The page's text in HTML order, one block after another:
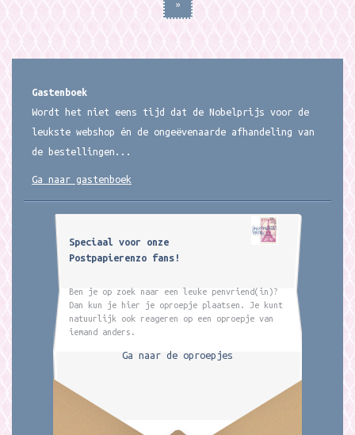
»
Gastenboek
Wordt het niet eens tijd dat de Nobelprijs voor de
leukste webshop én de ongeëvenaarde afhandeling van
de bestellingen...
Ga naar gastenboek
Speciaal voor onze
Postpapierenzo fans!
Ben je op zoek naar een leuke penvriend(in)?
Dan kun je hier je oproepje plaatsen. Je kunt
natuurlijk ook reageren op een oproepje van
iemand anders.
Ga naar de oproepjes